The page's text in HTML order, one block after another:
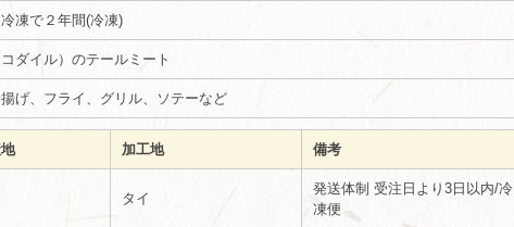
凍で２年間(冷凍)
ダイル）のテールミート
げ、フライ、グリル、ソテーなど
加工地 備考
タイ
発送体制 受注日より3日以内/冷
凍便